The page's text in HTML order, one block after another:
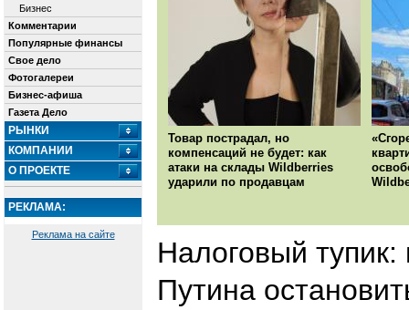
Бизнес
Комментарии
Популярные финансы
Свое дело
Фотогалереи
Бизнес-афиша
Газета Дело
РЫНКИ
КОМПАНИИ
О ПРОЕКТЕ
РЕКЛАМА:
Реклама на сайте
Товар пострадал, но
компенсаций не будет: как
атаки на склады Wildberries
ударили по продавцам
Налоговый тупик:
Путина